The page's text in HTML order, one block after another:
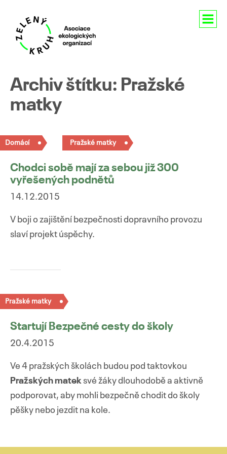
Pro média
k
obsahu
Archiv štítku: Pražské
matky
Domácí Pražské matky
Chodci sobě mají za sebou již 300
vyřešených podnětů
14.12.2015
V boji o zajištění bezpečnosti dopravního provozu
slaví projekt úspěchy.
Pražské matky
Startují Bezpečné cesty do školy
20.4.2015
Ve 4 pražských školách budou pod taktovkou
Pražských matek své žáky dlouhodobě a aktivně
podporovat, aby mohli bezpečně chodit do školy
pěšky nebo jezdit na kole.